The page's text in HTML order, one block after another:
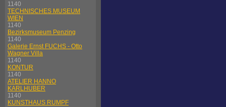
1140
TECHNISCHES MUSEUM
WIEN
1140
Bezirksmuseum Penzing
1140
Galerie Ernst FUCHS - Otto
Wagner Villa
1140
KONTUR
1140
ATELIER HANNO
KARLHUBER
1140
KUNSTHAUS RUMPF